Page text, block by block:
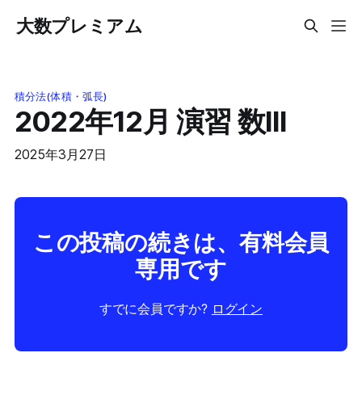
大数プレミアム
積分法(体積・弧長)
2022年12月 演習 数III
2025年3月27日
この投稿の続きは、有料会員
専用です
すでに会員ですか? ログイン